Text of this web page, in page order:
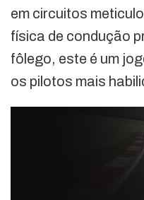
em circuitos
física de condução
fôlego, este é um
os pilotos mais